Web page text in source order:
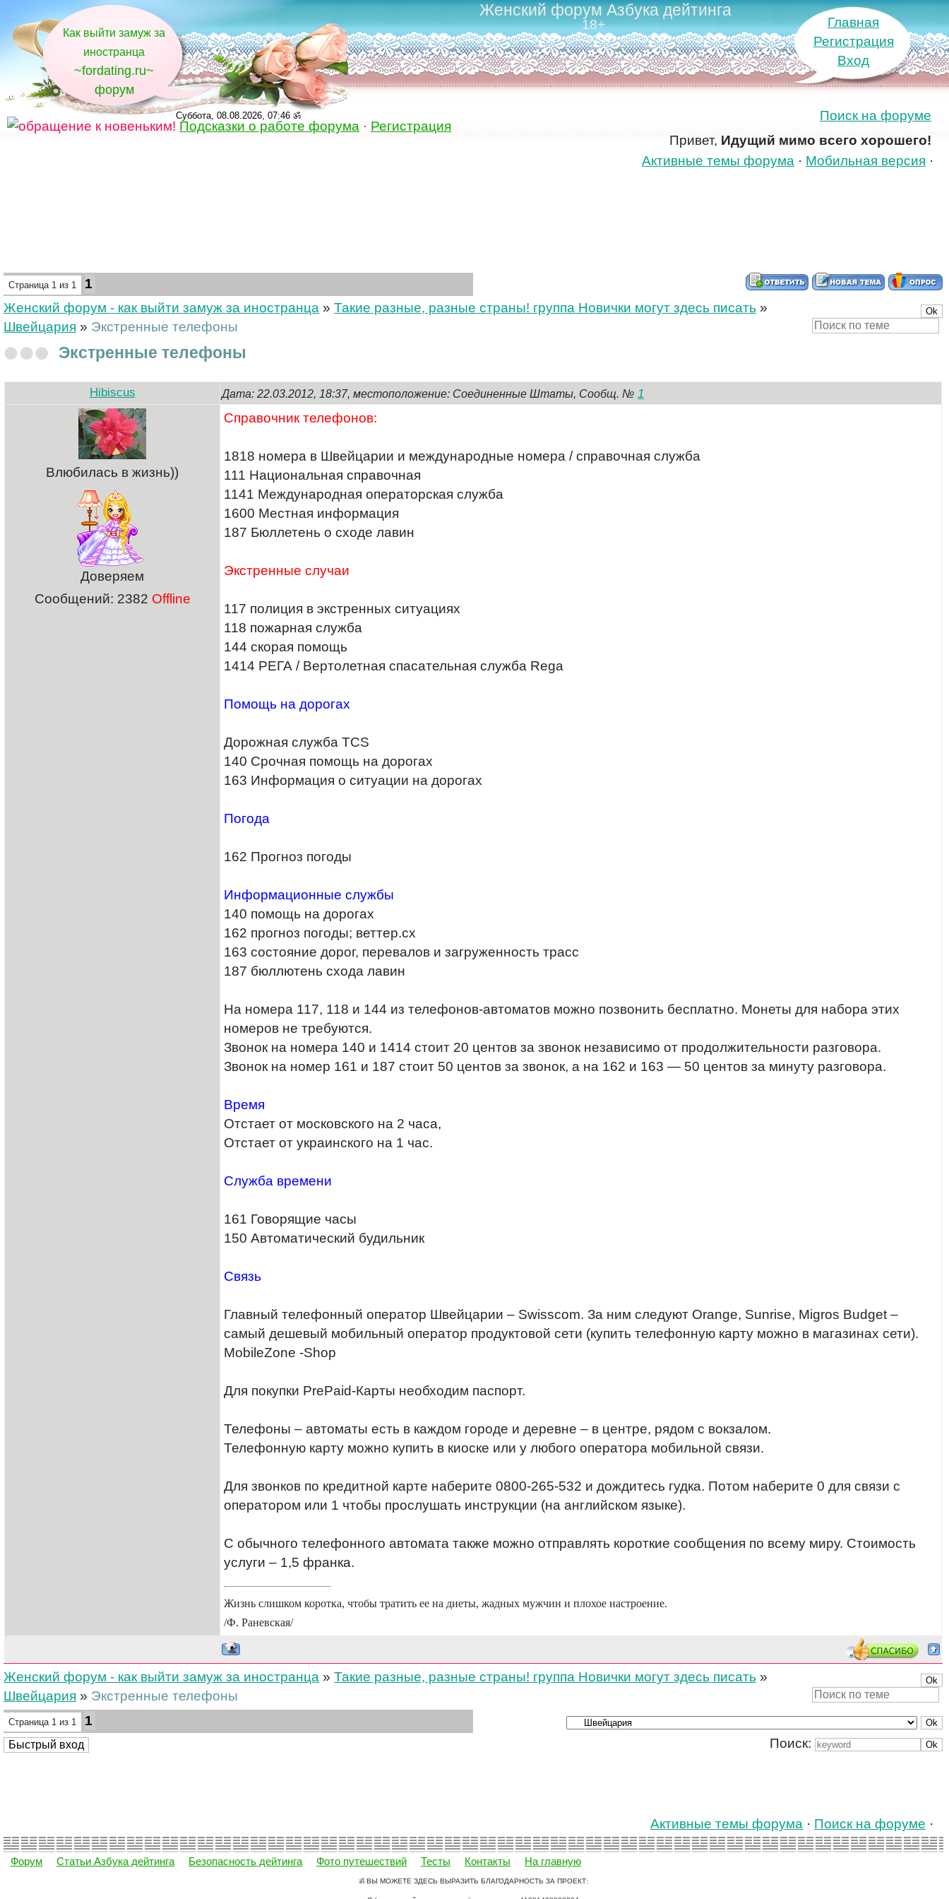
18+
Как выйти замуж за
иностранца
~fordating.ru~
форум
Женский форум Азбука дейтинга
Суббота, 08.08.2026, 07:46 ॐ
Главная
Регистрация
Вход
Привет, Идущий мимо всего хорошего!
Подсказки о работе форума · Регистрация
Активные темы форума · Мобильная версия ·
Поиск на форуме
Страница 1 из 1
1
Женский форум - как выйти замуж за иностранца » Такие разные, разные страны! группа Новички могут здесь писать »
Швейцария » Экстренные телефоны
Экстренные телефоны
Hibiscus Дата: 22.03.2012, 18:37, местоположение: Соединенные Штаты, Сообщ. № 1
Влюбилась в жизнь))
Доверяем
Сообщений: 2382 Offline
Справочник телефонов:
1818 номера в Швейцарии и международные номера / справочная служба
111 Национальная справочная
1141 Международная операторская служба
1600 Местная информация
187 Бюллетень о сходе лавин
Экстренные случаи
117 полиция в экстренных ситуациях
118 пожарная служба
144 скорая помощь
1414 РЕГА / Вертолетная спасательная служба Rega
Помощь на дорогах
Дорожная служба TCS
140 Срочная помощь на дорогах
163 Информация о ситуации на дорогах
Погода
162 Прогноз погоды
Информационные службы
140 помощь на дорогах
162 прогноз погоды; веттер.сх
163 состояние дорог, перевалов и загруженность трасс
187 бюллютень схода лавин
На номера 117, 118 и 144 из телефонов-автоматов можно позвонить бесплатно. Монеты для набора этих
номеров не требуются.
Звонок на номера 140 и 1414 стоит 20 центов за звонок независимо от продолжительности разговора.
Звонок на номер 161 и 187 стоит 50 центов за звонок, а на 162 и 163 — 50 центов за минуту разговора.
Время
Отстает от московского на 2 часа,
Отстает от украинского на 1 час.
Служба времени
161 Говорящие часы
150 Автоматический будильник
Связь
Главный телефонный оператор Швейцарии – Swisscom. За ним следуют Orange, Sunrise, Migros Budget –
самый дешевый мобильный оператор продуктовой сети (купить телефонную карту можно в магазинах сети).
MobileZone -Shop
Для покупки PrePaid-Карты необходим паспорт.
Телефоны – автоматы есть в каждом городе и деревне – в центре, рядом с вокзалом.
Телефонную карту можно купить в киоске или у любого оператора мобильной связи.
Для звонков по кредитной карте наберите 0800-265-532 и дождитесь гудка. Потом наберите 0 для связи с
оператором или 1 чтобы прослушать инструкции (на английском языке).
С обычного телефонного автомата также можно отправлять короткие сообщения по всему миру. Стоимость
услуги – 1,5 франка.
Жизнь слишком коротка, чтобы тратить ее на диеты, жадных мужчин и плохое настроение.
/Ф. Раневская/
Женский форум - как выйти замуж за иностранца » Такие разные, разные страны! группа Новички могут здесь писать »
Швейцария » Экстренные телефоны
Страница 1 из 1
1
Поиск:
Активные темы форума · Поиск на форуме ·
Форум Статьи Азбука дейтинга Безопасность дейтинга Фото путешествий Тесты Контакты На главную
ॐ ВЫ МОЖЕТЕ ЗДЕСЬ ВЫРАЗИТЬ БЛАГОДАРНОСТЬ ЗА ПРОЕКТ: